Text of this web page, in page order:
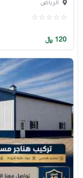
الرياض
120 ﷼